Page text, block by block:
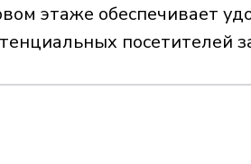
этаже обеспечивает